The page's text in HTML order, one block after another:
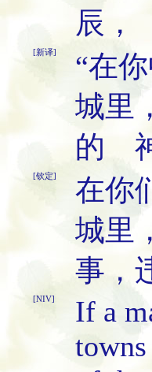
辰，
[新译]
“在
城里
的
[钦定]
在你
城里
事，
[NIV]
If a